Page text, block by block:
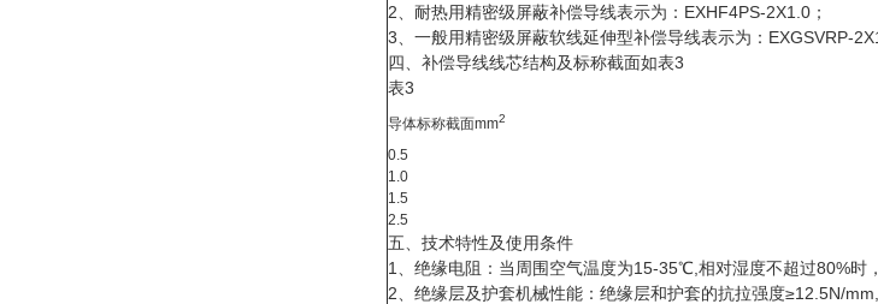
2、耐热用精密级屏蔽补偿导线表示为：EXHF4PS-2X1.0；
3、一般用精密级屏蔽软线延伸型补偿导线表示为：EXGSVRP-
四、补偿导线线芯结构及标称截面如表3
表3
导体标称截面mm2
0.5
1.0
1.5
2.5
五、技术特性及使用条件
1、绝缘电阻：当周围空气温度为15-35℃,相对湿度不超过80%时
2、绝缘层及护套机械性能：绝缘层和护套的抗拉强度≥12.5N/